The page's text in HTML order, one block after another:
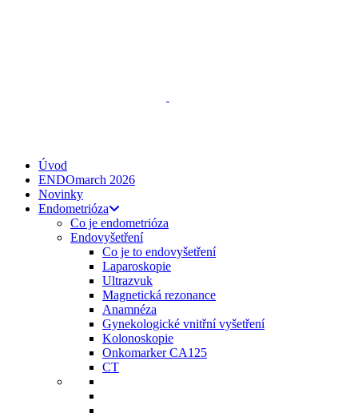
Úvod
ENDOmarch 2026
Novinky
Endometrióza
Co je endometrióza
Endovyšetření
Co je to endovyšetření
Laparoskopie
Ultrazvuk
Magnetická rezonance
Anamnéza
Gynekologické vnitřní vyšetření
Kolonoskopie
Onkomarker CA125
CT